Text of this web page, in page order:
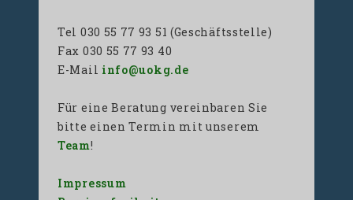
Tel 030 55 77 93 51 (Geschäftsstelle)
Fax 030 55 77 93 40
E-Mail info@uokg.de
Für eine Beratung vereinbaren Sie
bitte einen Termin mit unserem
Team!
Impressum